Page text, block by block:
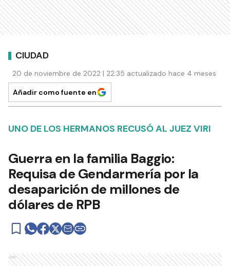
CIUDAD
20 de noviembre de 2022 | 22:35 actualizado hace 4 meses
Añadir como fuente en
UNO DE LOS HERMANOS RECUSÓ AL JUEZ VIRI
Guerra en la familia Baggio:
Requisa de Gendarmería por la
desaparición de millones de
dólares de RPB
Ads